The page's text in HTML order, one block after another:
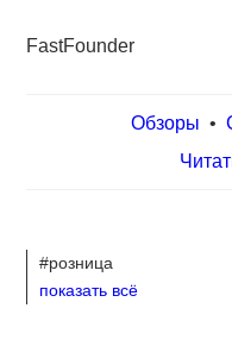
FastFounder
Обзоры •
#розница
показать всё